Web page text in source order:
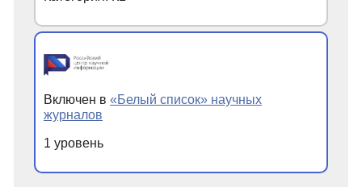
Включен в «Белый список» научных
журналов
1 уровень